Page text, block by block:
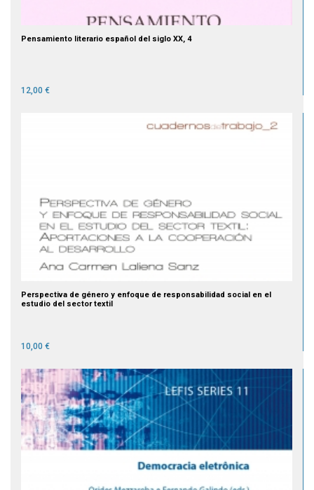
Pensamiento literario español del siglo XX, 4
12,00 €
Perspectiva de género y enfoque de responsabilidad social en el
estudio del sector textil
10,00 €